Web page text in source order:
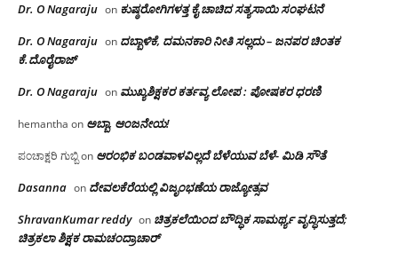
Dr. O Nagaraju on ಕುಷ್ಠರೋಗಿಗಳತ್ತ ಕೈ ಚಾಚಿದ ಸತ್ಯಸಾಯಿ ಸಂಘಟನೆ
Dr. O Nagaraju on ದಬ್ಬಾಳಿಕೆ, ದಮನಕಾರಿ ನೀತಿ ಸಲ್ಲದು – ಜನಪರ ಚಿಂತಕ
ಕೆ.ದೊರೈರಾಜ್
Dr. O Nagaraju on ಮುಖ್ಯಶಿಕ್ಷಕರ ಕರ್ತವ್ಯ ಲೋಪ : ಪೋಷಕರ ಧರಣಿ
hemantha on ಅಬ್ಬಾ, ಆಂಜನೇಯ!
ಪಂಚಾಕ್ಷರಿ ಗುಬ್ಬಿon ಆರಂಭಿಕ ಬಂಡವಾಳವಿಲ್ಲದೆ ಬೆಳೆಯುವ ಬೆಳೆ- ಮಿಡಿ ಸೌತೆ
Dasanna on ದೇವಲಕೆರೆಯಲ್ಲಿ ವಿಜೃಂಭಣೆಯ ರಾಜ್ಯೋತ್ಸವ
ShravanKumar reddy on ಚಿತ್ರಕಲೆಯಿಂದ ಬೌದ್ಧಿಕ ಸಾಮರ್ಥ್ಯ ವೃದ್ಧಿಸುತ್ತದೆ;
ಚಿತ್ರಕಲಾ ಶಿಕ್ಷಕ ರಾಮಚಂದ್ರಾಚಾರ್